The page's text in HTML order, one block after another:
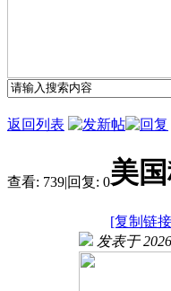
返回列表
查看: 739|回复: 0美
[复制链
发表于